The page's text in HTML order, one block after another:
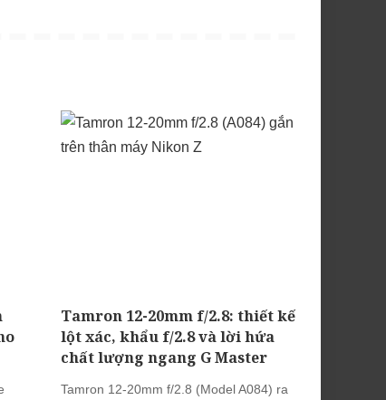
Tamron 12-20mm f/2.8: thiết kế
lột xác, khẩu f/2.8 và lời hứa
chất lượng ngang G Master
Tamron 12-20mm f/2.8 (Model A084) ra